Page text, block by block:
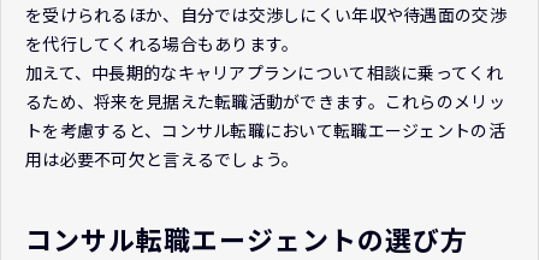
を受けられるほか、自分では交渉しにくい年収や待遇面の交渉
を代行してくれる場合もあります。
加えて、中長期的なキャリアプランについて相談に乗ってくれ
るため、将来を見据えた転職活動ができます。これらのメリッ
トを考慮すると、コンサル転職において転職エージェントの活
用は必要不可欠と言えるでしょう。
コンサル転職エージェントの選び方